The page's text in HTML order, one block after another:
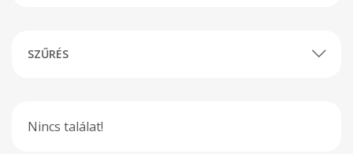
SZŰRÉS
Nincs találat!